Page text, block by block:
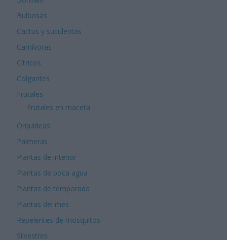
Bulbosas
Cactus y suculentas
Carnívoras
Cítricos
Colgantes
Frutales
Frutales en maceta
Orquídeas
Palmeras
Plantas de interior
Plantas de poca agua
Plantas de temporada
Plantas del mes
Repelentes de mosquitos
Silvestres